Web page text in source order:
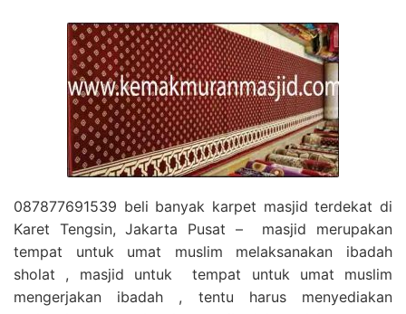
087877691539 beli banyak karpet masjid terdekat di
Karet Tengsin, Jakarta Pusat – masjid merupakan
tempat untuk umat muslim melaksanakan ibadah
sholat , masjid untuk tempat untuk umat muslim
mengerjakan ibadah , tentu harus menyediakan